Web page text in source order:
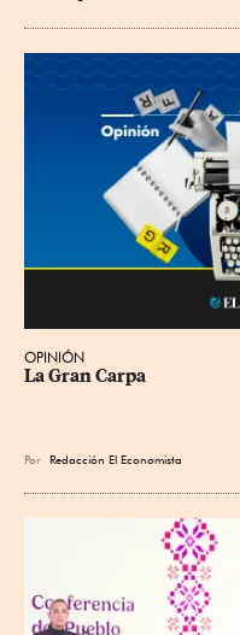
OPINIÓN
La Gran Carpa
Por Redacción El Economista